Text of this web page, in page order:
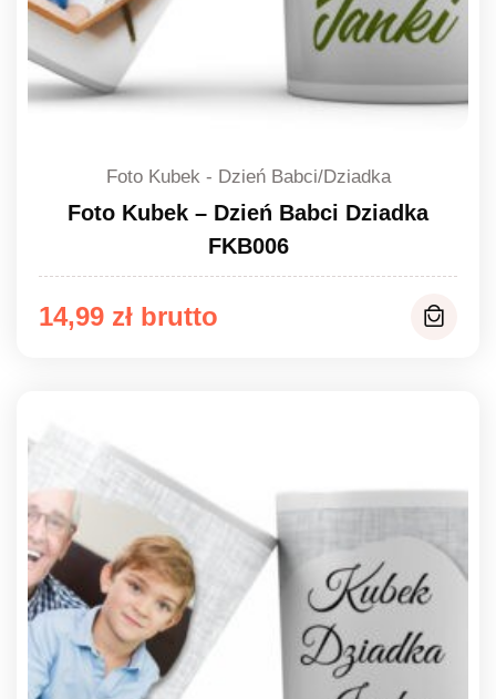
Foto Kubek - Dzień Babci/Dziadka
Foto Kubek – Dzień Babci Dziadka
FKB006
14,99 zł